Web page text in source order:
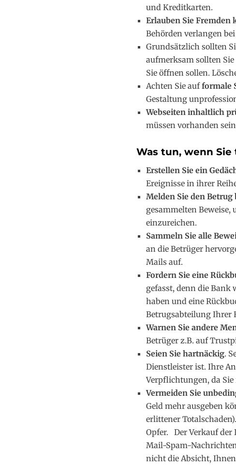
und Kreditkarten.
Erlauben Sie Fremden
Behörden verlangen
Grundsätzlich sollten
aufmerksam sollten
Sie öffnen sollen.
Achten Sie aufformale
Gestaltung
Webseiten inhaltlich
müssen vorhanden
Was tun, wenn
Erstellen Sie ein
Ereignisse in ihrer
Melden Sie den Betrug
gesammelten
einzureichen.
Sammeln Sie alle
an die Betrüger
Mails auf.
Fordern Sie eine
gefasst, denn die
haben und eine
Betrugsabteilung Ihrer
Warnen Sie andere
Betrüger z.B. auf
Seien Sie hartnäckig.
Dienstleister ist. Ihre
Verpflichtungen, da
Vermeiden Sie
Geld mehr ausgeben
erlittener
Opfer. Der Verkauf der
Mail-Spam-
nicht die Absicht,